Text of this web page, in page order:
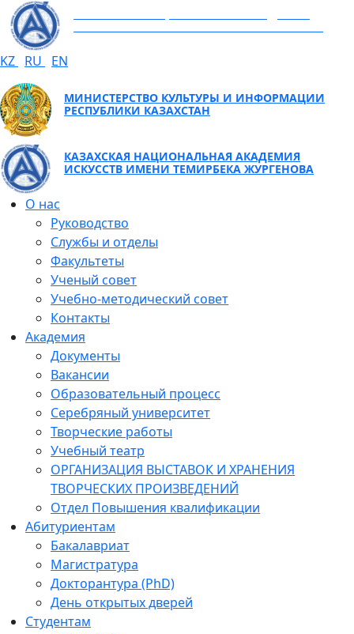
KZ RU EN
МИНИСТЕРСТВО КУЛЬТУРЫ И ИНФОРМАЦИИ
РЕСПУБЛИКИ КАЗАХСТАН
КАЗАХСКАЯ НАЦИОНАЛЬНАЯ АКАДЕМИЯ
ИСКУССТВ ИМЕНИ ТЕМИРБЕКА ЖУРГЕНОВА
О нас
Руководство
Службы и отделы
Факультеты
Ученый совет
Учебно-методический совет
Контакты
Академия
Документы
Вакансии
Образовательный процесс
Серебряный университет
Творческие работы
Учебный театр
ОРГАНИЗАЦИЯ ВЫСТАВОК И ХРАНЕНИЯ
ТВОРЧЕСКИХ ПРОИЗВЕДЕНИЙ
Отдел Повышения квалификации
Абитуриентам
Бакалавриат
Магистратура
Докторантура (PhD)
День открытых дверей
Студентам